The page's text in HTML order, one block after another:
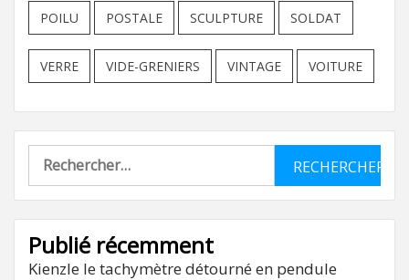
POILU POSTALE SCULPTURE SOLDAT
VERRE VIDE-GRENIERS VINTAGE VOITURE
Rechercher :
Publié récemment
Kienzle le tachymètre détourné en pendule